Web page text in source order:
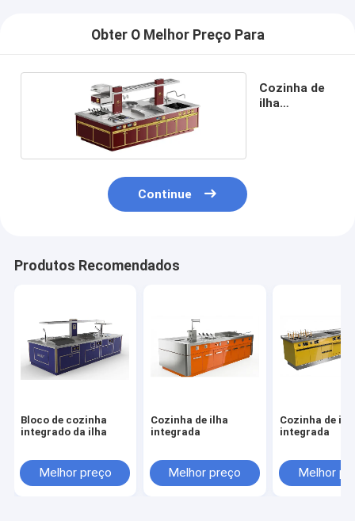
Obter O Melhor Preço Para
Cozinha de
ilha
Continue
Produtos Recomendados
Bloco de cozinha
integrado da ilha
Melhor preço
Cozinha de ilha
integrada
Melhor preço
Cozinha de
integrada
Melhor